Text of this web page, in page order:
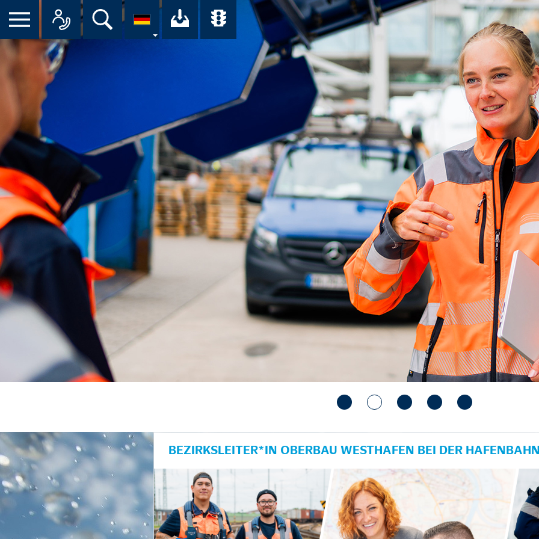
Suche Ihr Download-Center der HPA
Übersicht aller Verkehrsmeldungen im Hafen am
BEZIRKSLEITER*IN OBERBAU WESTHAFEN BEI DER